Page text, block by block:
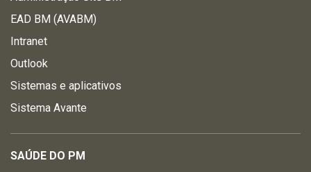
EAD BM (AVABM)
Intranet
Outlook
Sistemas e aplicativos
Sistema Avante
SAÚDE DO PM